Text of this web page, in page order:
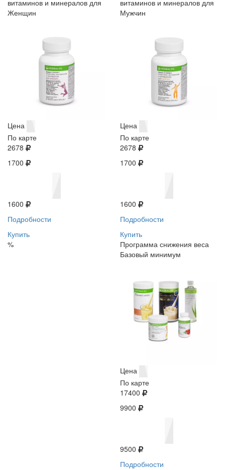
витаминов и минералов для
Женщин
Цена
По карте
2678
1700
1600
Подробности
Купить
%
витаминов и минералов для
Мужчин
Цена
По карте
2678
1700
1600
Подробности
Купить
Программа снижения веса
Базовый минимум
Цена
По карте
17400
9900
9500
Подробности